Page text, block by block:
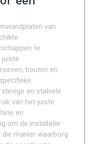
van
te
juiste
bouten en
en stabiele
van het juiste
en
om de installatie
manier waarborg